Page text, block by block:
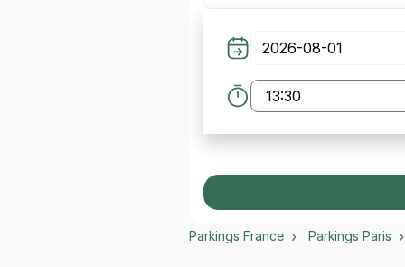
Parkings France Parkings Paris